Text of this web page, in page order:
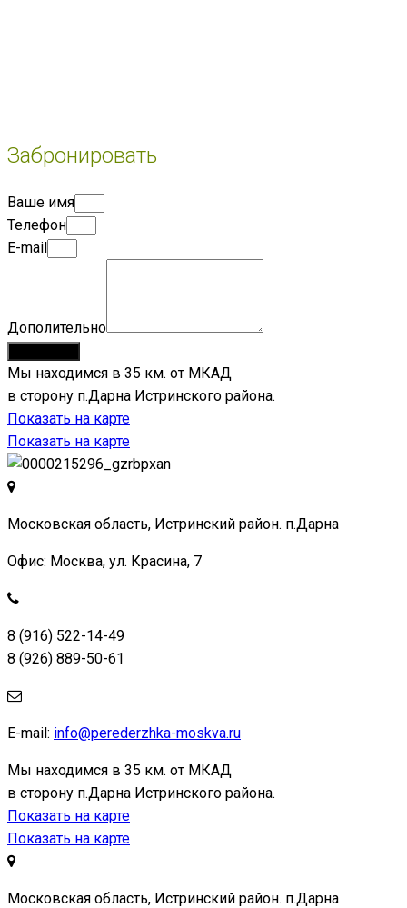
Забронировать
Ваше имя
Телефон
E-mail
Дополительно
Мы находимся в 35 км. от МКАД
в сторону п.Дарна Истринского района.
Показать на карте
Показать на карте
Московская область, Истринский район. п.Дарна
Офис: Москва, ул. Красина, 7
8 (916) 522-14-49
8 (926) 889-50-61
E-mail: info@perederzhka-moskva.ru
Мы находимся в 35 км. от МКАД
в сторону п.Дарна Истринского района.
Показать на карте
Показать на карте
Московская область, Истринский район. п.Дарна